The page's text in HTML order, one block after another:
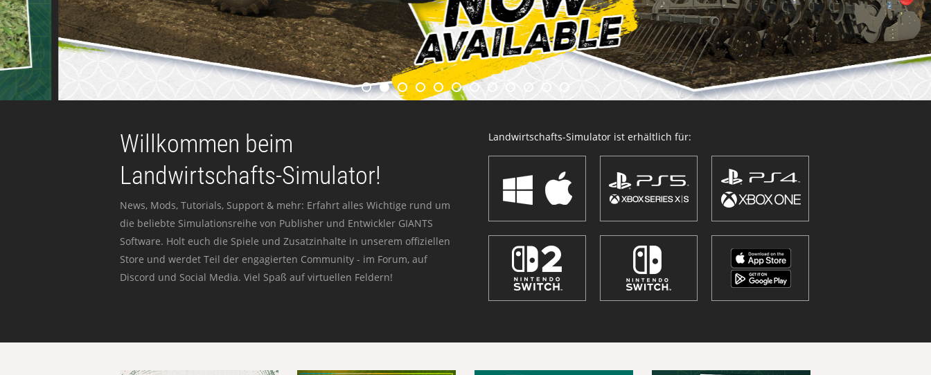
Willkommen beim
Landwirtschafts-Simulator!
News, Mods, Tutorials, Support & mehr: Erfahrt alles Wichtige rund um
die beliebte Simulationsreihe von Publisher und Entwickler GIANTS
Software. Holt euch die Spiele und Zusatzinhalte in unserem offiziellen
Store und werdet Teil der engagierten Community - im Forum, auf
Discord und Social Media. Viel Spaß auf virtuellen Feldern!
Landwirtschafts-Simulator ist erhältlich für: